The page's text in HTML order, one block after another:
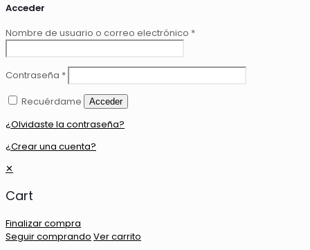
Acceder
Nombre de usuario o correo electrónico *
Contraseña *
Recuérdame
Acceder
¿Olvidaste la contraseña?
¿Crear una cuenta?
✕
Cart
Finalizar compra
Seguir comprando Ver carrito